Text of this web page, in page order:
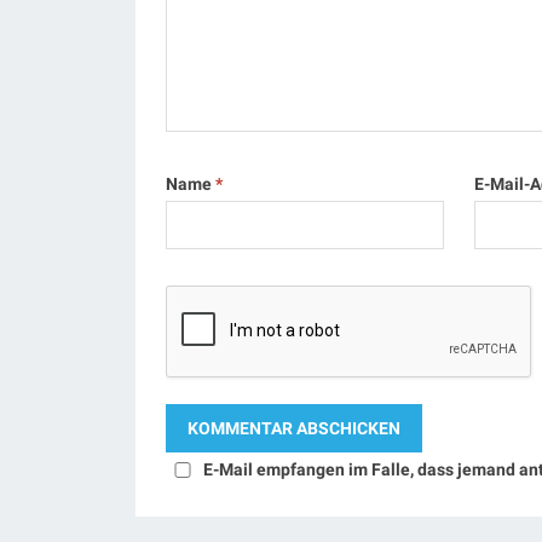
Name* E-Mail-
E-Mail empfangen im Falle, dass jemand